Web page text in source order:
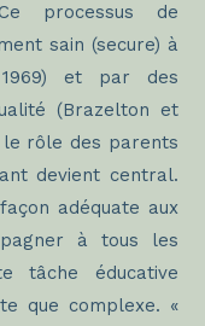
processus de
sain (secure) à
et par des
(Brazelton et
le rôle des parents
devient central.
adéquate aux
à tous les
tâche éducative
que complexe. «